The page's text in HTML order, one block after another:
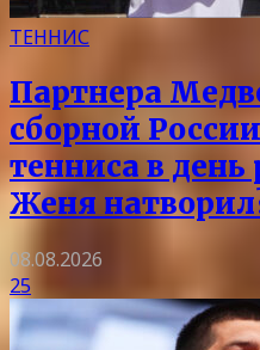
ТЕННИС
Партнера
сборной
тенниса в
Женя
08.08.2026
25